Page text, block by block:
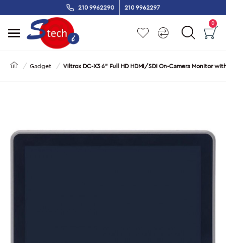
210 9962290 210 9962297
0
Gadget Viltrox DC-X3 6" Full HD HDMI/SDI On-Camera Monitor